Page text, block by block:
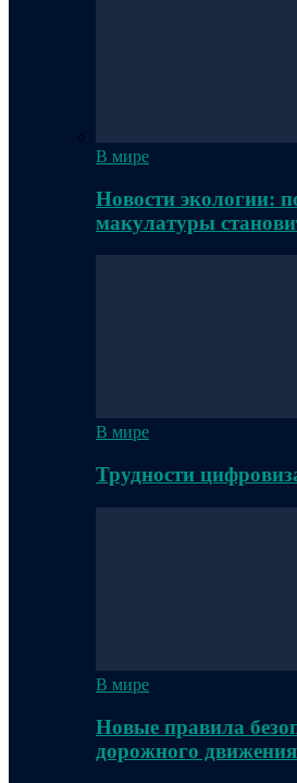
В мире
Новости экологии:
макулатуры
В мире
Трудности
В мире
Новые правила
дорожного движения